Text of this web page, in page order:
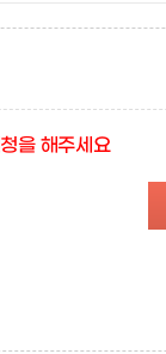
을 해주세요